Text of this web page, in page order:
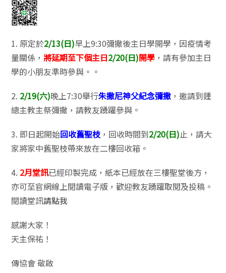
1. 原定於2/13(日)早上9:30彌撒後主日學開學，因疫情考
量關係， 將延期至下個主日2/20(日)開學 ，請有參加主日
學的小朋友準時參與。。
2. 2/19(六)晚上7:30舉行朱撒尼神父紀念彌撒 ，邀請到鍾
總主教主祭彌撒，請教友踴躍參與。
3. 即日起開始回收舊聖枝 ，回收時間到2/20(日)止，請大
家將家中舊聖枝帶來放在二樓回收箱。
4. 2月堂訊已經印製完成，紙本已經放在三樓聖堂後方，
亦可至官網線上閱讀電子版，歡迎教友踴躍取閱及投稿。
閱讀堂訊請點我
感謝大家！
天主保祐！
傳協會 敬啟